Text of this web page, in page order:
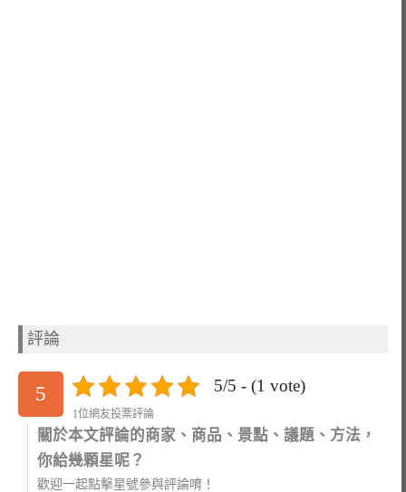
評論
5 5/5 - (1 vote)
1位網友投票評論
關於本文評論的商家、商品、景點、議題、方法，
你給幾顆星呢？
歡迎一起點擊星號參與評論唷！